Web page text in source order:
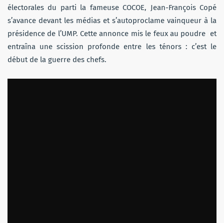
électorales du parti la fameuse COCOE, Jean-François Copé
s’avance devant les médias et s’autoproclame vainqueur à la
présidence de l’UMP. Cette annonce mis le feux au poudre et
entraîna une scission profonde entre les ténors : c’est le
début de la guerre des chefs.